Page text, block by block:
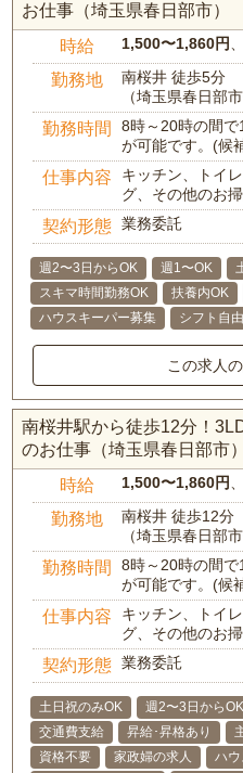
お仕事（埼玉県春日部市）
時給 1,500〜1,860円
勤務地
南桜井 徒歩5分
（埼玉県春日部市
勤務時間
8時～20時の間で
が可能です。(候
仕事内容
キッチン、トイ
グ、その他のお
契約形態 業務委託
週2〜3日からOK 週1〜OK
スキマ時間勤務OK
扶養内OK
ハウスキーパー募集
シフト自由
この求人
南桜井駅から徒歩12分！
のお仕事（埼玉県春日部市）
時給 1,500〜1,860円
勤務地
南桜井 徒歩12分
（埼玉県春日部市
勤務時間
8時～20時の間で
が可能です。(候
仕事内容
キッチン、トイ
グ、その他のお
契約形態 業務委託
土日祝のみOK 週2〜3日からOK
交通費支給
昇給･昇格あり
資格不要
家政婦の求人
ハ